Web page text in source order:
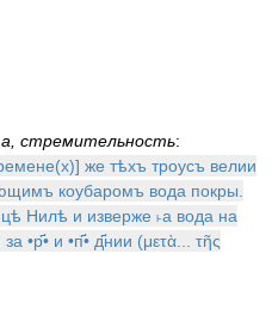
стремительность:
же тѣхъ троусъ велии
коубаромъ вода покры.
Нилѣ и изверже ˫а вода на
•р҃• и •п҃• д҃нии (μετὰ... τῆς